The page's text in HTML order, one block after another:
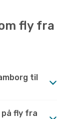
fly fra
til
på fly fra